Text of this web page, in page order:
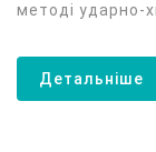
методі ударно-
Детальніше